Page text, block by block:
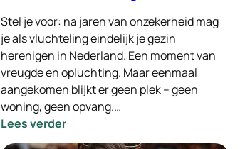
Stel je voor: na jaren van onzekerheid mag
je als vluchteling eindelijk je gezin
herenigen in Nederland. Een moment van
vreugde en opluchting. Maar eenmaal
aangekomen blijkt er geen plek – geen
woning, geen opvang.…
Lees verder:
Samen